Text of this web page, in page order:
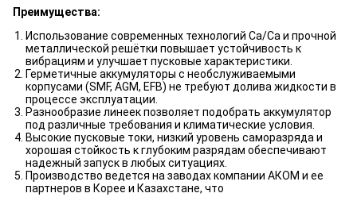
Преимущества:
Использование современных технологий Ca/Ca и прочной
металлической решётки повышает устойчивость к
вибрациям и улучшает пусковые характеристики.
Герметичные аккумуляторы с необслуживаемыми
корпусами (SMF, AGM, EFB) не требуют долива жидкости в
процессе эксплуатации.
Разнообразие линеек позволяет подобрать аккумулятор
под различные требования и климатические условия.
Высокие пусковые токи, низкий уровень саморазряда и
хорошая стойкость к глубоким разрядам обеспечивают
надежный запуск в любых ситуациях.
Производство ведется на заводах компании АКОМ и ее
партнеров в Корее и Казахстане, что